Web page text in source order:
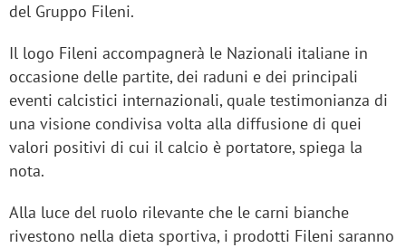
del Gruppo Fileni.
Il logo Fileni accompagnerà le Nazionali italiane in
occasione delle partite, dei raduni e dei principali
eventi calcistici internazionali, quale testimonianza di
una visione condivisa volta alla diffusione di quei
valori positivi di cui il calcio è portatore, spiega la
nota.
Alla luce del ruolo rilevante che le carni bianche
rivestono nella dieta sportiva, i prodotti Fileni saranno